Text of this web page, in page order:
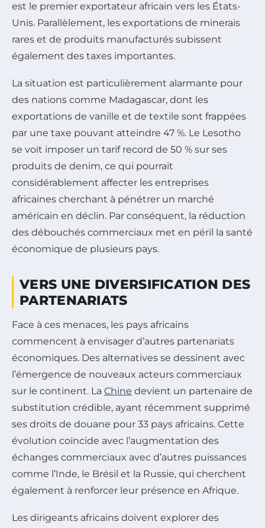
est le premier exportateur africain vers les États-
Unis. Parallèlement, les exportations de minerais
rares et de produits manufacturés subissent
également des taxes importantes.
La situation est particulièrement alarmante pour
des nations comme Madagascar, dont les
exportations de vanille et de textile sont frappées
par une taxe pouvant atteindre 47 %. Le Lesotho
se voit imposer un tarif record de 50 % sur ses
produits de denim, ce qui pourrait
considérablement affecter les entreprises
africaines cherchant à pénétrer un marché
américain en déclin. Par conséquent, la réduction
des débouchés commerciaux met en péril la santé
économique de plusieurs pays.
VERS UNE DIVERSIFICATION DES
PARTENARIATS
Face à ces menaces, les pays africains
commencent à envisager d’autres partenariats
économiques. Des alternatives se dessinent avec
l’émergence de nouveaux acteurs commerciaux
sur le continent. La Chine devient un partenaire de
substitution crédible, ayant récemment supprimé
ses droits de douane pour 33 pays africains. Cette
évolution coïncide avec l’augmentation des
échanges commerciaux avec d’autres puissances
comme l’Inde, le Brésil et la Russie, qui cherchent
également à renforcer leur présence en Afrique.
Les dirigeants africains doivent explorer des